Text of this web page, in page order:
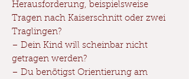
Herausforderung, beispielsweise
Tragen nach Kaiserschnitt oder zwei
Traglingen?
– Dein Kind will scheinbar nicht
getragen werden?
– Du benötigst Orientierung am